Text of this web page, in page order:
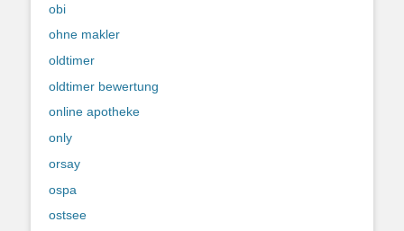
obi
ohne makler
oldtimer
oldtimer bewertung
online apotheke
only
orsay
ospa
ostsee